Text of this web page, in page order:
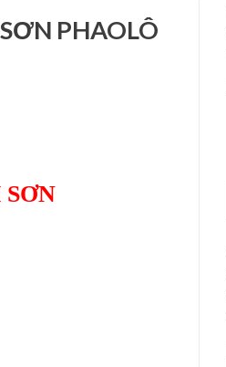
PHAOLÔ